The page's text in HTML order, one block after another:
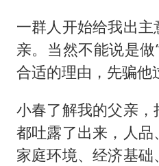
一群人开始给我出
亲。当然不能说是
合适的理由，先骗他
小春了解我的父亲
都吐露了出来，人品
家庭环境、经济基